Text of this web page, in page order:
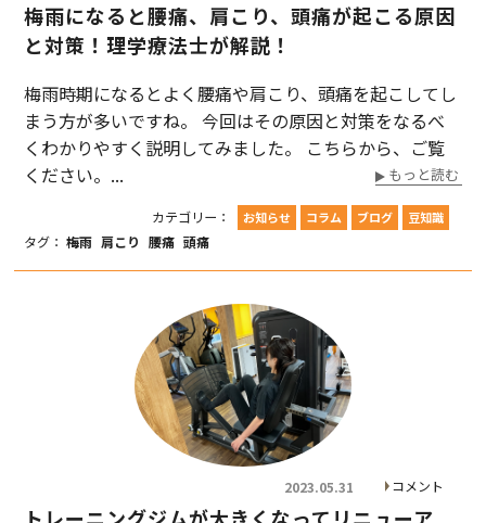
梅雨になると腰痛、肩こり、頭痛が起こる原因
と対策！理学療法士が解説！
梅雨時期になるとよく腰痛や肩こり、頭痛を起こしてし
まう方が多いですね。 今回はその原因と対策をなるべ
くわかりやすく説明してみました。 こちらから、ご覧
ください。...
もっと読む
カテゴリー： お知らせ コラム ブログ 豆知識
タグ： 梅雨 肩こり 腰痛 頭痛
2023.05.31 コメント